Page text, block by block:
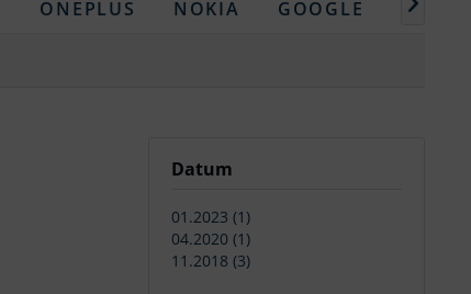
ONEPLUS NOKIA GOOGLE OPPO
Datum
01.2023 (1)
04.2020 (1)
11.2018 (3)